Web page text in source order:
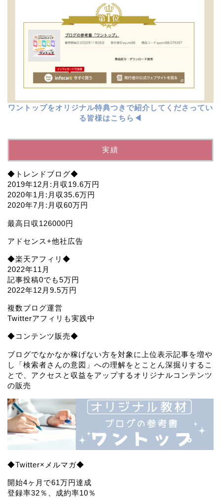
ワントップをオリジナル特典つきで紹介してくださってい
る皆様はこちら◀︎
実績
◆トレンドブログ◆
2019年12月:月収19.6万円
2020年1月:月収35.6万円
2020年7月:月収60万円
最高日収126000円
アドセンス+他社広告
◆楽天アフィリ◆
2022年11月
記事投稿0でも5万円
2022年12月9.5万円
複数ブログ運営
Twitterアフィリも実践中
◆コンテンツ販売◆
ブログでなかなか稼げない方を対象に上位表示記事を増や
し「検索者さんの意図」への理解をとことん深掘りするこ
とで、アクセスと収益をアップするオリジナルコンテンツ
の販売
◆Twitter×メルマガ◆
開始4ヶ月で61万円達成
登録率32％、成約率10％